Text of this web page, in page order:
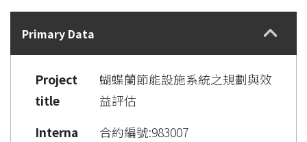
Statistics
Details
Primary Data
Project
title
蝴蝶蘭節能設施系統之規劃與效
益評估
Interna
合約編號:983007